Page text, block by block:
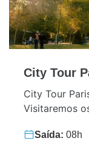
City Tour
City Tour
Visitaremos
Saída: 08h